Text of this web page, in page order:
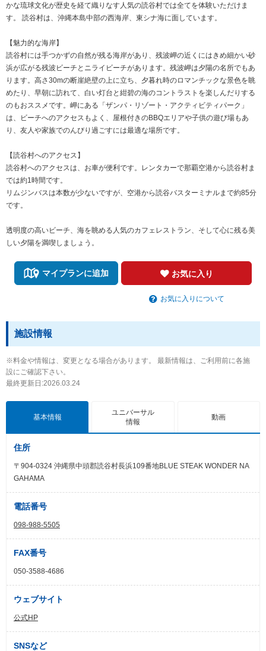
かな琉球文化が歴史を経て織りなす人気の読谷村では全てを体験いただけま
す。 読谷村は、沖縄本島中部の西海岸、東シナ海に面しています。
【魅力的な海岸】
読谷村には手つかずの自然が残る海岸があり、残波岬の近くにはきめ細かい砂
浜が広がる残波ビーチとニライビーチがあります。残波岬は夕陽の名所でもあ
ります。高さ30mの断崖絶壁の上に立ち、夕暮れ時のロマンチックな景色を眺
めたり、早朝に訪れて、白い灯台と紺碧の海のコントラストを楽しんだりする
のもおススメです。岬にある「ザンパ・リゾート・アクティビティパーク」
は、ビーチへのアクセスもよく、屋根付きのBBQエリアや子供の遊び場もあ
り、友人や家族でのんびり過ごすには最適な場所です。
【読谷村へのアクセス】
読谷村へのアクセスは、お車が便利です。レンタカーで那覇空港から読谷村ま
では約1時間です。
リムジンバスは本数が少ないですが、空港から読谷バスターミナルまで約85分
です。
透明度の高いビーチ、海を眺める人気のカフェレストラン、そして心に残る美
しい夕陽を満喫しましょう。
マイプランに追加 お気に入り
お気に入りについて
施設情報
※料金や情報は、変更となる場合があります。 最新情報は、ご利用前に各施
設にご確認下さい。
最終更新日:2026.03.24
基本情報
ユニバーサル
情報
動画
住所
〒904-0324 沖縄県中頭郡読谷村長浜109番地BLUE STEAK WONDER NA
GAHAMA
電話番号
098-988-5505
FAX番号
050-3588-4686
ウェブサイト
公式HP
SNSなど